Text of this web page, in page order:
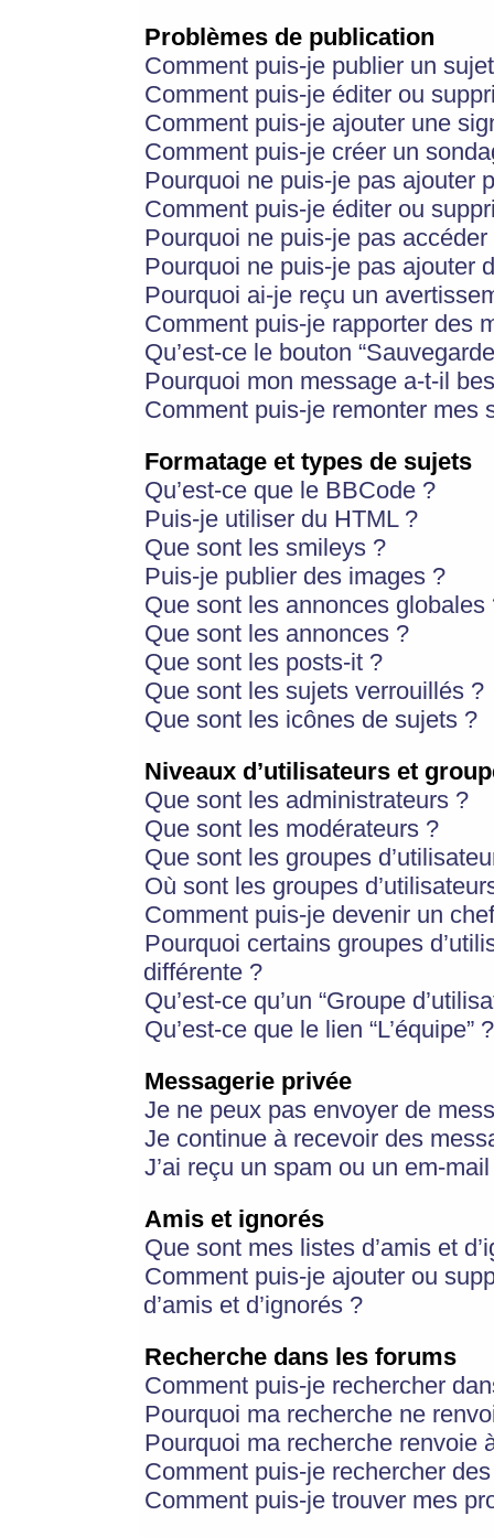
Problèmes de publication
Comment puis-je publier un
Comment puis-je éditer ou
Comment puis-je ajouter une
Comment puis-je créer un
Pourquoi ne puis-je pas ajouter
Comment puis-je éditer ou
Pourquoi ne puis-je pas
Pourquoi ne puis-je pas ajouter
Pourquoi ai-je reçu un
Comment puis-je rapporter des
Qu’est-ce le bouton
Pourquoi mon message a-t-il
Comment puis-je remonter mes
Formatage et types de sujets
Qu’est-ce que le BBCode ?
Puis-je utiliser du HTML ?
Que sont les smileys ?
Puis-je publier des images ?
Que sont les annonces globales
Que sont les annonces ?
Que sont les posts-it ?
Que sont les sujets verrouillés ?
Que sont les icônes de sujets ?
Niveaux d’utilisateurs et
Que sont les administrateurs ?
Que sont les modérateurs ?
Que sont les groupes
Où sont les groupes
Comment puis-je devenir un
Pourquoi certains groupes
différente ?
Qu’est-ce qu’un “Groupe
Qu’est-ce que le lien “L’équipe” ?
Messagerie privée
Je ne peux pas envoyer de
Je continue à recevoir des
J’ai reçu un spam ou un em-
Amis et ignorés
Que sont mes listes d’amis et
Comment puis-je ajouter ou
d’amis et d’ignorés ?
Recherche dans les forums
Comment puis-je rechercher
Pourquoi ma recherche ne
Pourquoi ma recherche renvoie
Comment puis-je rechercher
Comment puis-je trouver mes